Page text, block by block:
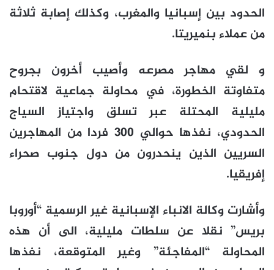
الحدود بين إسبانيا والمغرب، وكذلك إصابة ثلاثة
من عملاء بنميريتا.
و لقي مهاجر مصرعه وأصيب أخرون بجروح
متفاوتة الخطورة، في محاولة جماعية لاقتحام
مليلية المحتلة عبر تسلق واجتياز السياج
الحدودي، نفذها حوالي 300 فردا من المهاجرين
السريين الذين ينحدرون من دول جنوب صحراء
إفريقيا.
وأشارت وكالة الانباء الإسبانية غير الرسمية “أوروبا
بريس” نقلا عن سلطات مليلية، الى أن هذه
المحاولة “المفاجئة” وغير المتوقعة، نفذها